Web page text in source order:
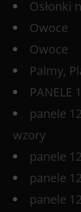
Osłonki
Owoce
Owoce
Palmy,
PANELE
panele
wzory
panele
panele
panele